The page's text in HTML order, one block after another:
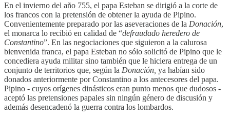
En el invierno del año 755, el papa Esteban se dirigió a la corte de
los francos con la pretensión de obtener la ayuda de Pipino.
Convenientemente preparado por las aseveraciones de la Donación,
el monarca lo recibió en calidad de “defraudado heredero de
Constantino”. En las negociaciones que siguieron a la calurosa
bienvenida franca, el papa Esteban no sólo solicitó de Pipino que le
concediera ayuda militar sino también que le hiciera entrega de un
conjunto de territorios que, según la Donación, ya habían sido
donados anteriormente por Constantino a los antecesores del papa.
Pipino - cuyos orígenes dinásticos eran punto menos que dudosos -
aceptó las pretensiones papales sin ningún género de discusión y
además desencadenó la guerra contra los lombardos.